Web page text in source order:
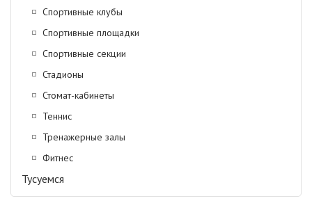
Спортивные клубы
Спортивные площадки
Спортивные секции
Стадионы
Стомат-кабинеты
Теннис
Тренажерные залы
Фитнес
Тусуемся